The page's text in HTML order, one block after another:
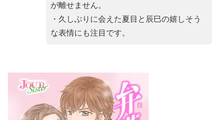
が離せません。
・久しぶりに会えた夏目と辰巳の嬉しそう
な表情にも注目です。